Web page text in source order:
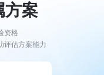
方案
资格
评估方案能力